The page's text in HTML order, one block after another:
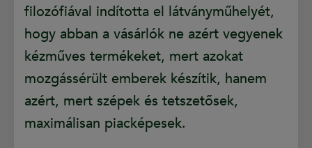
filozófiával indította el látványműhelyét,
hogy abban a vásárlók ne azért vegyenek
kézműves termékeket, mert azokat
mozgássérült emberek készítik, hanem
azért, mert szépek és tetszetősek,
maximálisan piacképesek.